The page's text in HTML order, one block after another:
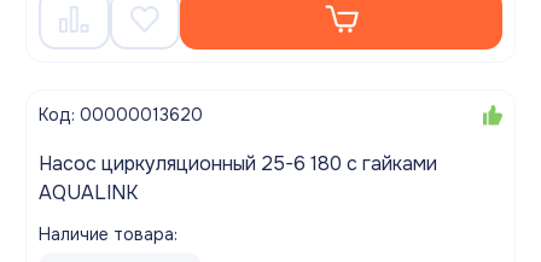
Код: 00000013620
Насос циркуляционный 25-6 180 с гайками
AQUALINK
Наличие товара: